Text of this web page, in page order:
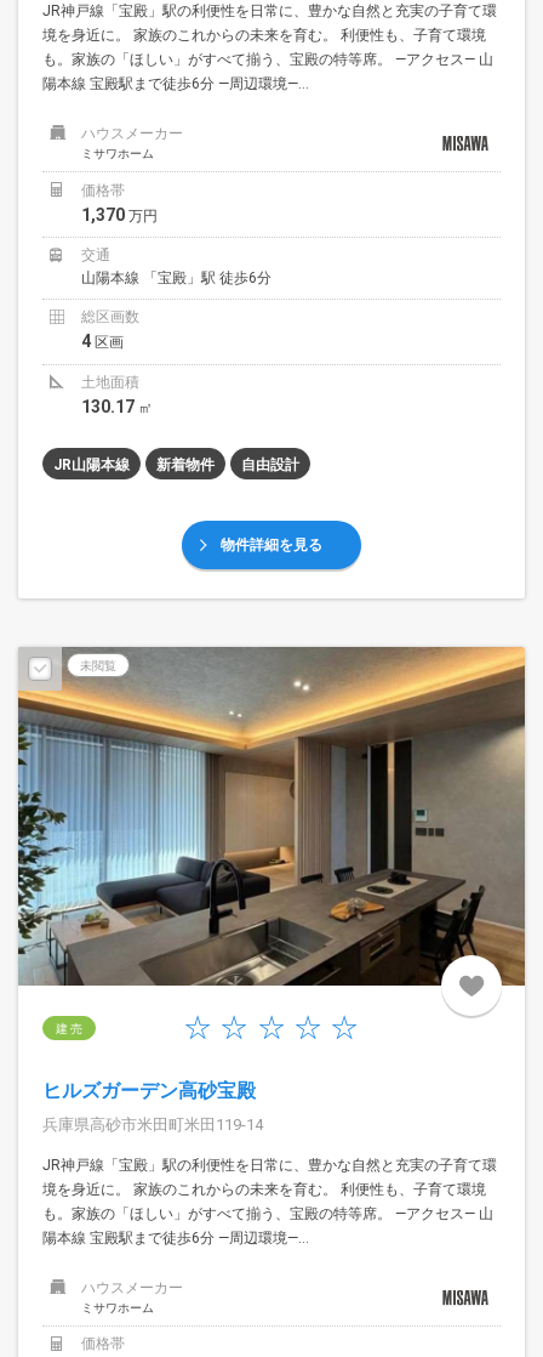
JR神戸線「宝殿」駅の利便性を日常に、豊かな自然と充実の子育て環
境を身近に。 家族のこれからの未来を育む。 利便性も、子育て環境
も。家族の「ほしい」がすべて揃う、宝殿の特等席。 —アクセス— 山
陽本線 宝殿駅まで徒歩6分 —周辺環境—...
ハウスメーカー
ミサワホーム
価格帯
1,370 万円
交通
山陽本線 「宝殿」駅 徒歩6分
総区画数
4 区画
土地面積
130.17 ㎡
JR山陽本線 新着物件 自由設計
物件詳細を見る
未閲覧
建 売
ヒルズガーデン高砂宝殿
兵庫県高砂市米田町米田119-14
JR神戸線「宝殿」駅の利便性を日常に、豊かな自然と充実の子育て環
境を身近に。 家族のこれからの未来を育む。 利便性も、子育て環境
も。家族の「ほしい」がすべて揃う、宝殿の特等席。 —アクセス— 山
陽本線 宝殿駅まで徒歩6分 —周辺環境—...
ハウスメーカー
ミサワホーム
価格帯